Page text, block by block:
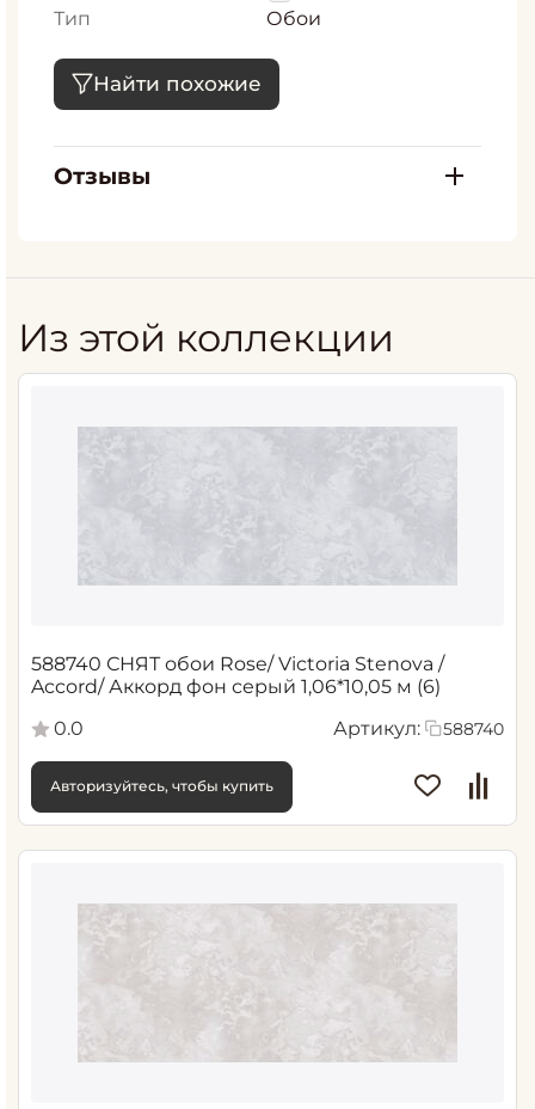
Тип
Обои
Найти похожие
Отзывы
Из этой коллекции
588740 СНЯТ обои Rose/ Victoria Stenova /
Accord/ Аккорд фон серый 1,06*10,05 м (6)
0.0
Артикул: 588740
Авторизуйтесь, чтобы купить